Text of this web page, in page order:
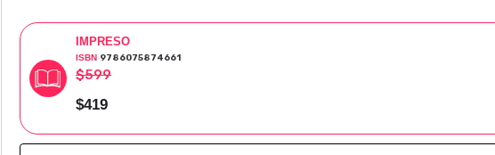
IMPRESO
ISBN 9786075874661
$599
$419